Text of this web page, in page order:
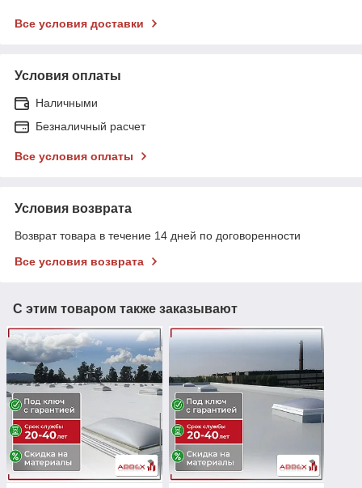
Все условия доставки
Условия оплаты
Наличными
Безналичный расчет
Все условия оплаты
Условия возврата
Возврат товара в течение 14 дней по договоренности
Все условия возврата
С этим товаром также заказывают